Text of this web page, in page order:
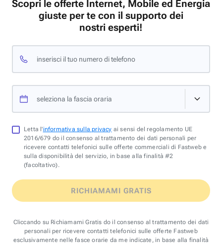
Scopri le offerte Internet, Mobile ed Energia
giuste per te con il supporto dei
nostri esperti!
inserisci il tuo numero di telefono
seleziona la fascia oraria
Letta l'informativa sulla privacy ai sensi del regolamento UE
2016/679 do il consenso al trattamento dei dati personali per
ricevere contatti telefonici sulle offerte commerciali di Fastweb e
sulla disponibilità del servizio, in base alla finalità #2
(facoltativo).
RICHIAMAMI GRATIS
Cliccando su Richiamami Gratis do il consenso al trattamento dei dati
personali per ricevere contatti telefonici sulle offerte Fastweb
esclusivamente nelle fasce orarie da me indicate, in base alla finalità